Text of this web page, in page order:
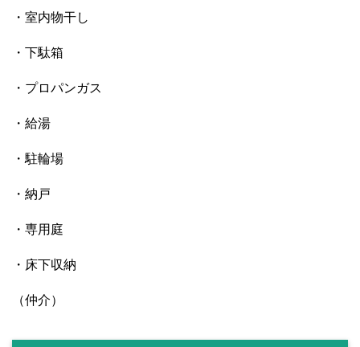
・室内物干し
・下駄箱
・プロパンガス
・給湯
・駐輪場
・納戸
・専用庭
・床下収納
（仲介）